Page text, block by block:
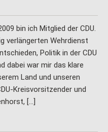
bin ich Mitglied der CDU.
verlängerten Wehrdienst
Politik in der CDU
dabei war mir das klare
Land und unseren
Kreisvorsitzender und
[…]